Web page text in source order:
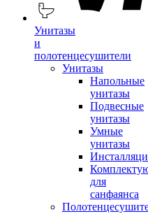
Унитазы
и
полотенцесушители
Унитазы
Напольные
унитазы
Подвесные
унитазы
Умные
унитазы
для
санфаянса